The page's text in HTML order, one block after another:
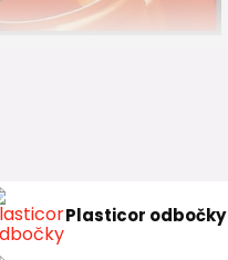
Plasticor odbočky